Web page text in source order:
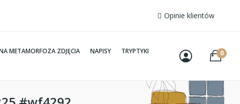
Opinie klientów
METAMORFOZA ZDJĘCIA NAPISY
TRYPTYKI
0